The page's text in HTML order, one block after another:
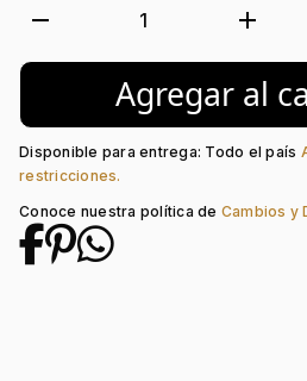
Animal
Colección: Ninguno
Piedra central: Zircón
remove 1 add
Agregar al
Disponible para entrega: Todo el país
restricciones.
Conoce nuestra política de Cambios y